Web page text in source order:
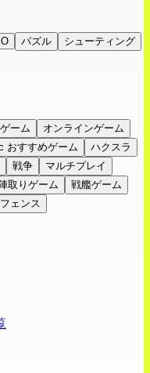
パズル
シューティング
ーム
オンラインゲーム
おすすめゲーム
ハクスラ
戦争
マルチプレイ
取りゲーム
戦艦ゲーム
ェンス